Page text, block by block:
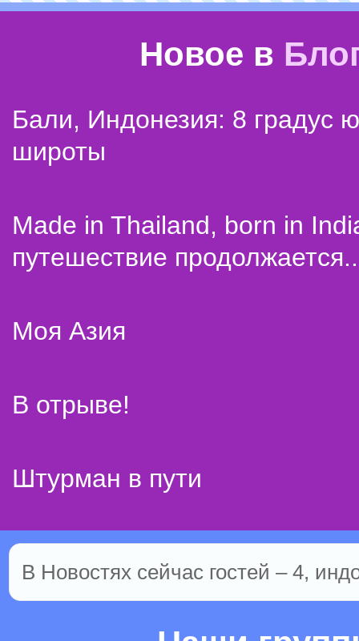
Новое в
Бали, Индонезия: 8 градус
широты
Made in Thailand, born in
путешествие
Моя Азия
В отрыве!
Штурман в пути
В Новостях сейчас гостей – 4,